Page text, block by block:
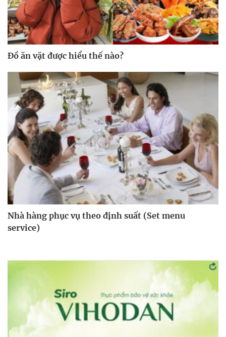
Đồ ăn vặt được hiểu thế nào?
Nhà hàng phục vụ theo định suất (Set menu
service)